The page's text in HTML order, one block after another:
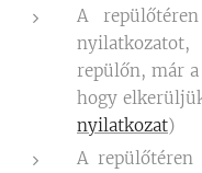
A
repülőn, már
hogy
nyilatkozat)
A repülőtéren